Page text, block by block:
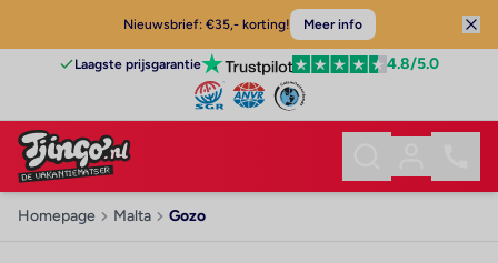
Nieuwsbrief: €35,- korting! Meer info
Laagste prijsgarantie 4.8/5.0
Homepage Malta Gozo